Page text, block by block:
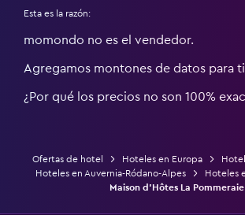
Esta es la razón:
momondo no es el vendedor.
Agregamos montones de datos para ti
¿Por qué los precios no son 100%
Ofertas de hotel Hoteles en Europa
Hoteles en Auvernia-Ródano-Alpes
Hoteles
Maison d'Hôtes La Pommeraie